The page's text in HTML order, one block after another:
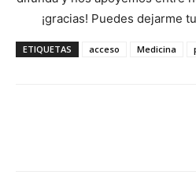
¡gracias! Puedes dejarme
ETIQUETAS acceso Medicina